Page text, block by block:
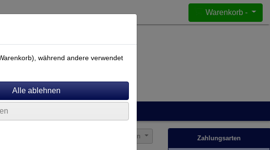
Warenkorb -
Sortierung wählen Zahlungsarten
während andere verwendet